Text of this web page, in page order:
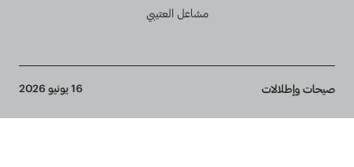
مشاعل العتيبي
Breadcrumb
صيحات وإطلالات 16 يونيو 2026